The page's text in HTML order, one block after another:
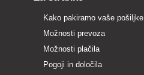
Kako pakiramo vaše pošiljke
Možnosti prevoza
Možnosti plačila
Pogoji in določila